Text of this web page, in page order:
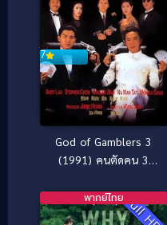
7
God of Gamblers 3
(1991) คนตัดคน 3
เซี่ยงไฮ้Full HD
พากย์ไทย